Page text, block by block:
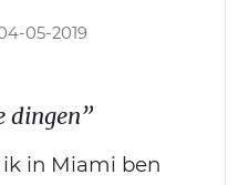
05-2019
dingen”
in Miami ben